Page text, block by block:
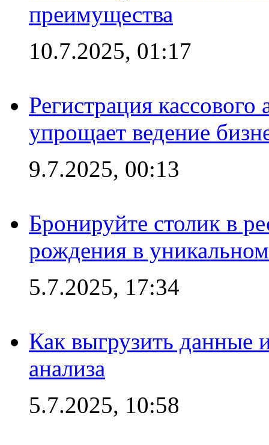
преимущества
10.7.2025, 01:17
Регистрация
упрощает ведение
9.7.2025, 00:13
Бронируйте столик в
рождения в
5.7.2025, 17:34
Как выгрузить данные
анализа
5.7.2025, 10:58